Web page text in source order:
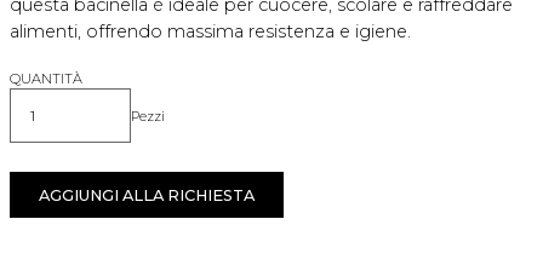
questa bacinella è ideale per cuocere, scolare e raffreddare
alimenti, offrendo massima resistenza e igiene.
QUANTITÀ
Quantità Pezzi
AGGIUNGI ALLA RICHIESTA